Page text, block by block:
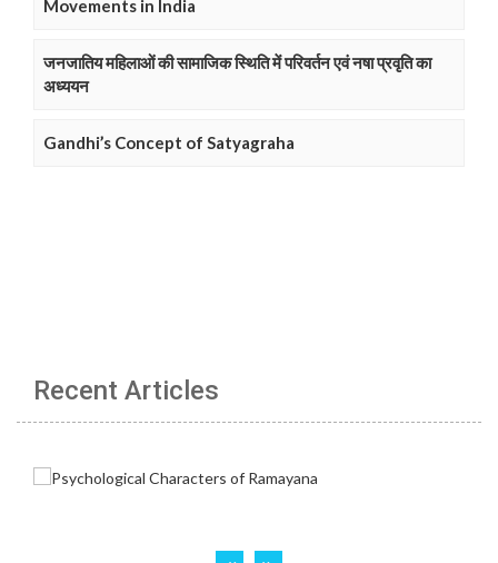
Movements in India
जनजातिय महिलाओं की सामाजिक स्थिति में परिवर्तन एवं नषा प्रवृति का
अध्ययन
Gandhi’s Concept of Satyagraha
Recent Articles